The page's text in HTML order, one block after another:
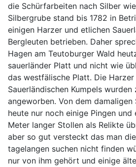
die Schürfarbeiten nach Silber
Silbergrube stand bis 1782 in
einigen Harzer und etlichen
Bergleuten betrieben. Daher
Hagen am Teutoburger Wald
sauerländer Platt und nicht wie
das westfälische Platt. Die
Sauerländischen Kumpels
angeworben. Von dem damaligen
heute nur noch einige Pingen und
Meter langer Stollen als Relikte
aber so gut versteckt das man
tagelangen suchen nicht finden
nur von ihm gehört und einige